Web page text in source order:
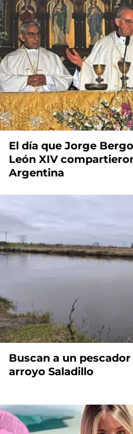
El día que Jorge
León XIV
Argentina
Buscan a un
arroyo Saladillo